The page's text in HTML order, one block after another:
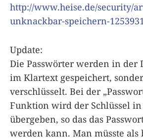
http://www.heise.de/security/
unknackbar-speichern-
Update:
Die Passwörter werden in der
im Klartext gespeichert,
verschlüsselt. Bei der
Funktion wird der Schlüssel
übergeben, so das das
werden kann. Man müsste als